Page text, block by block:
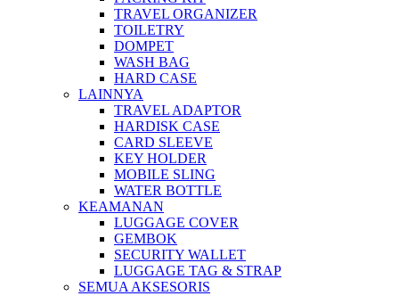
TRAVEL ORGANIZER
TOILETRY
DOMPET
WASH BAG
HARD CASE
LAINNYA
TRAVEL ADAPTOR
HARDISK CASE
CARD SLEEVE
KEY HOLDER
MOBILE SLING
WATER BOTTLE
KEAMANAN
LUGGAGE COVER
GEMBOK
SECURITY WALLET
LUGGAGE TAG & STRAP
SEMUA AKSESORIS